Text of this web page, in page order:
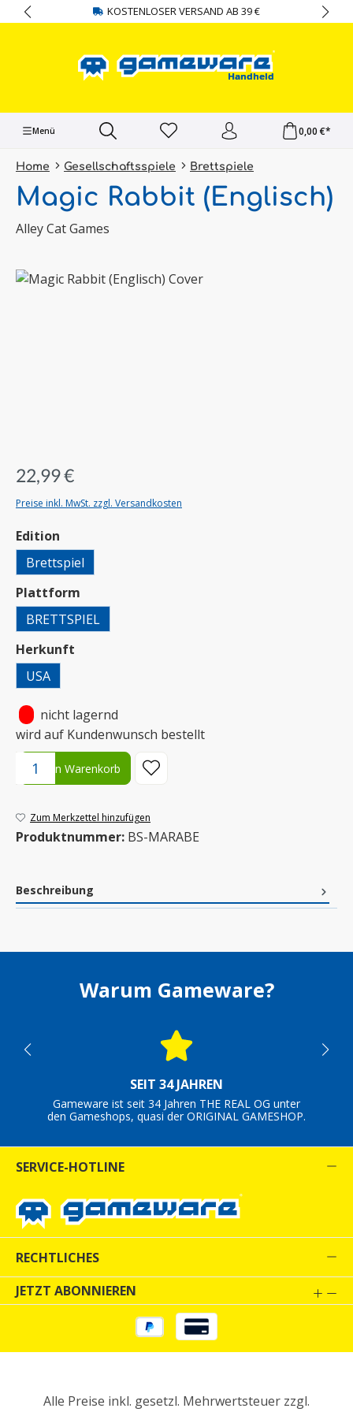
springen KOSTENLOSER VERSAND AB 39 €
Menü 0,00 €*
Home Gesellschaftsspiele Brettspiele
Magic Rabbit (Englisch)
Alley Cat Games
Bildergalerie überspringen
22,99 €
Preise inkl. MwSt. zzgl. Versandkosten
Edition
Brettspiel
Plattform
BRETTSPIEL
Herkunft
USA
nicht lagernd
wird auf Kundenwunsch bestellt
Produkt Anzahl: Gib den gewünschten Wert ein oder benutze
In den Warenkorb
Zum Merkzettel hinzufügen
Produktnummer: BS-MARABE
Beschreibung
Warum Gameware?
SEIT 34 JAHREN
Gameware ist seit 34 Jahren THE REAL OG unter
den Gameshops, quasi der ORIGINAL GAMESHOP.
SERVICE-HOTLINE
RECHTLICHES
JETZT ABONNIEREN
Alle Preise inkl. gesetzl. Mehrwertsteuer zzgl.